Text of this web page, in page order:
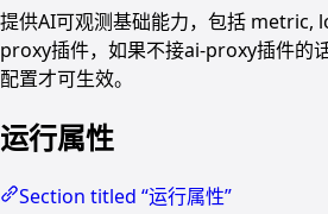
提供AI可观测基础能力，包括 metric,
proxy插件，如果不接ai-proxy插件的
配置才可生效。
运行属性
Section titled “运行属性”